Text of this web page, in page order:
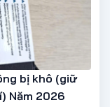
bị khô (giữ
Năm 2026